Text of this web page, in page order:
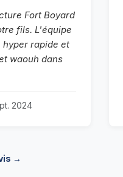
Fort Boyard
fils. L'équipe
hyper rapide et
waouh dans
2024
→